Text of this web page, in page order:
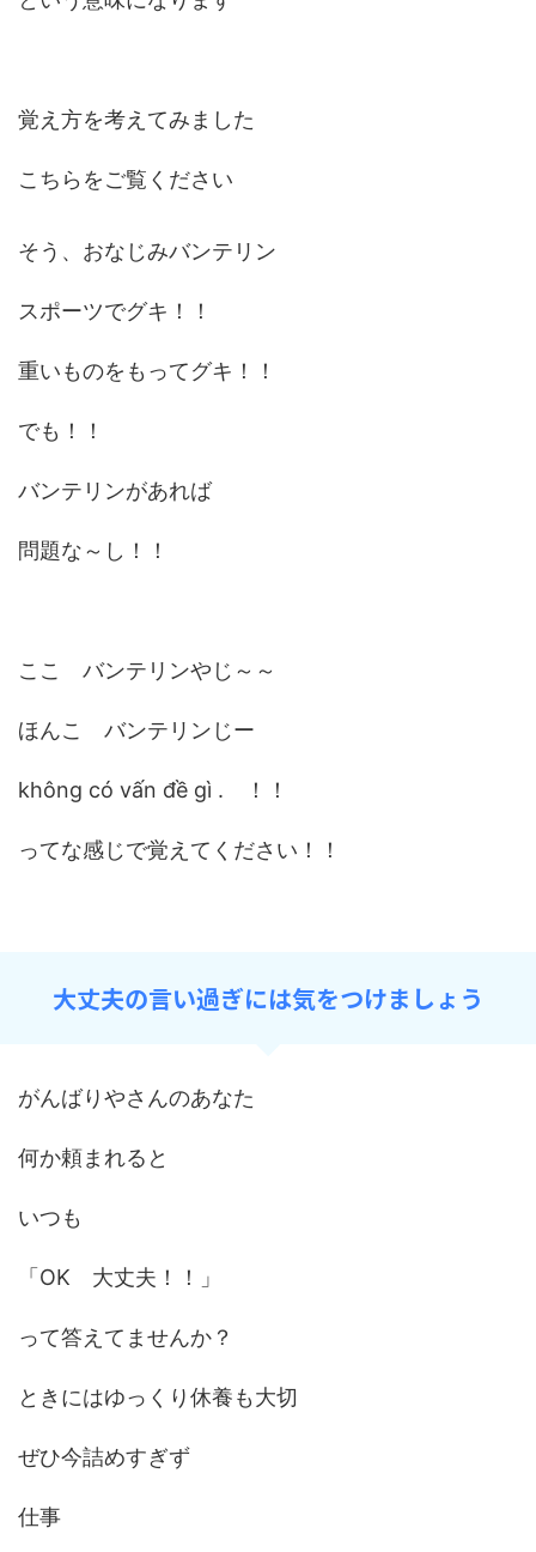
覚え方を考えてみました
こちらをご覧ください
そう、おなじみバンテリン
スポーツでグキ！！
重いものをもってグキ！！
でも！！
バンテリンがあれば
問題な～し！！
ここ バンテリンやじ～～
ほんこ バンテリンじー
không có vấn đề gì . ！！
ってな感じで覚えてください！！
大丈夫の言い過ぎには気をつけましょう
がんばりやさんのあなた
何か頼まれると
いつも
「OK 大丈夫！！」
って答えてませんか？
ときにはゆっくり休養も大切
ぜひ今詰めすぎず
仕事